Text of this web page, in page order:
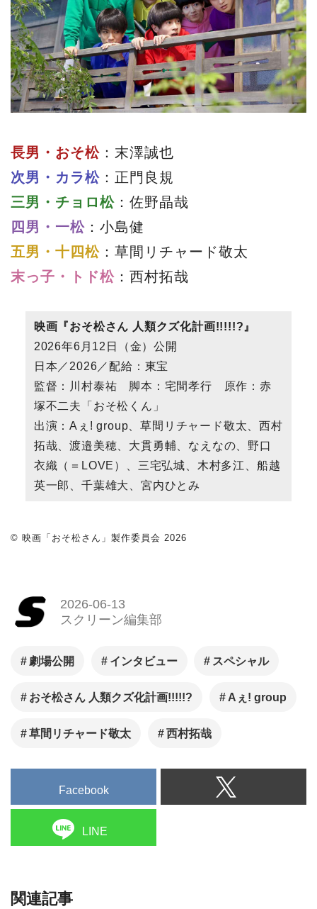
長男・おそ松：末澤誠也
次男・カラ松：正門良規
三男・チョロ松：佐野晶哉
四男・一松：小島健
五男・十四松：草間リチャード敬太
末っ子・トド松：西村拓哉
映画『おそ松さん 人類クズ化計画!!!!!?』
2026年6月12日（金）公開
日本／2026／配給：東宝
監督：川村泰祐 脚本：宅間孝行 原作：赤
塚不二夫「おそ松くん」
出演：Aぇ! group、草間リチャード敬太、西村
拓哉、渡邉美穂、大貫勇輔、なえなの、野口
衣織（＝LOVE）、三宅弘城、木村多江、船越
英一郎、千葉雄大、宮内ひとみ
© 映画「おそ松さん」製作委員会 2026
2026-06-13
スクリーン編集部
劇場公開 インタビュー スペシャル
おそ松さん 人類クズ化計画!!!!!? Aぇ! group
草間リチャード敬太 西村拓哉
Facebook
LINE
関連記事